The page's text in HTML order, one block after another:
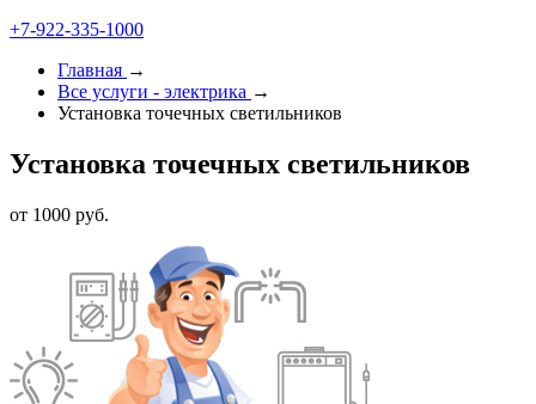
+7-922-335-1000
Главная →
Все услуги - электрика →
Установка точечных светильников
Установка точечных светильников
от 1000 руб.